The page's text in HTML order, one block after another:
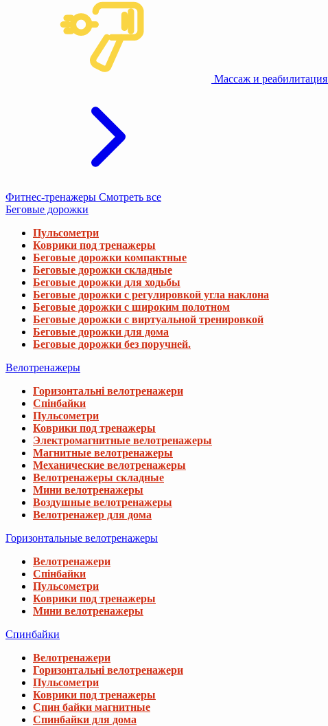
Массаж и реабилитация
Фитнес-тренажеры Смотреть все
Беговые дорожки
Пульсометри
Коврики под тренажеры
Беговые дорожки компактные
Беговые дорожки складные
Беговые дорожки для ходьбы
Беговые дорожки с регулировкой угла наклона
Беговые дорожки с широким полотном
Беговые дорожки с виртуальной тренировкой
Беговые дорожки для дома
Беговые дорожки без поручней.
Велотренажеры
Горизонтальні велотренажери
Спінбайки
Пульсометри
Коврики под тренажеры
Электромагнитные велотренажеры
Магнитные велотренажеры
Механические велотренажеры
Велотренажеры складные
Мини велотренажеры
Воздушные велотренажеры
Велотренажер для дома
Горизонтальные велотренажеры
Велотренажери
Спінбайки
Пульсометри
Коврики под тренажеры
Мини велотренажеры
Спинбайки
Велотренажери
Горизонтальні велотренажери
Пульсометри
Коврики под тренажеры
Спин байки магнитные
Спинбайки для дома